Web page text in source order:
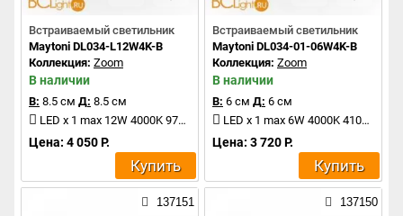
Встраиваемый светильник
Maytoni DL034-L12W4K-B
Коллекция: Zoom
В наличии
В: 8.5 см Д: 8.5 см
LED x 1 max 12W 4000K 970Lm
Цена: 4 050 Р.
Купить
Встраиваемый светильник
Maytoni DL034-01-06W4K-B
Коллекция: Zoom
В наличии
В: 6 см Д: 6 см
LED x 1 max 6W 4000K 410Lm
Цена: 3 720 Р.
Купить
137151 137150